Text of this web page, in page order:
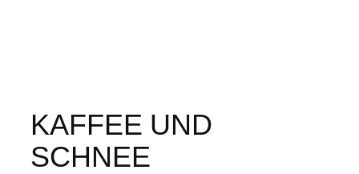
KAFFEE UND
SCHNEE